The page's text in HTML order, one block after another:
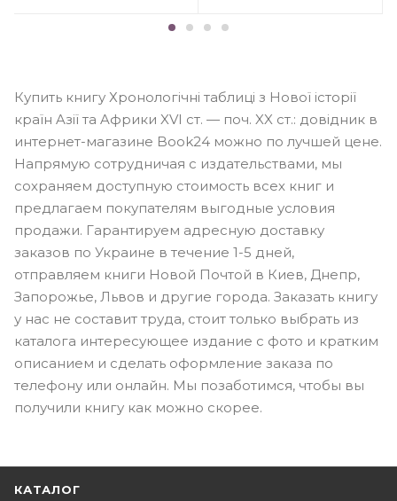
Купить книгу Хронологічні таблиці з Нової історії
країн Aзії та Aфрики XVІ ст. — поч. XX ст.: довідник в
интернет-магазине Book24 можно по лучшей цене.
Напрямую сотрудничая с издательствами, мы
сохраняем доступную стоимость всех книг и
предлагаем покупателям выгодные условия
продажи. Гарантируем адресную доставку
заказов по Украине в течение 1-5 дней,
отправляем книги Новой Почтой в Киев, Днепр,
Запорожье, Львов и другие города. Заказать книгу
у нас не составит труда, стоит только выбрать из
каталога интересующее издание с фото и кратким
описанием и сделать оформление заказа по
телефону или онлайн. Мы позаботимся, чтобы вы
получили книгу как можно скорее.
КАТАЛОГ